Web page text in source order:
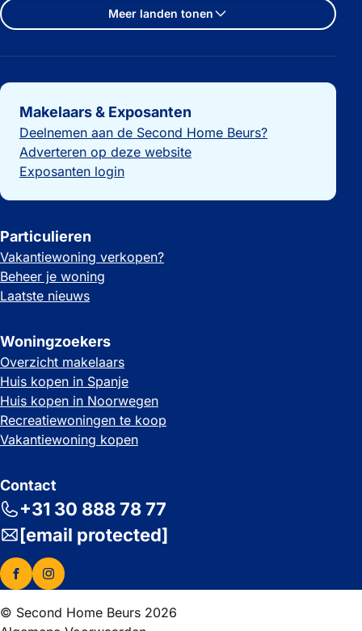
Meer landen tonen
Belangrijke links
Makelaars & Exposanten
Deelnemen aan de Second Home Beurs?
Adverteren op deze website
Exposanten login
Particulieren
Vakantiewoning verkopen?
Beheer je woning
Laatste nieuws
Woningzoekers
Overzicht makelaars
Huis kopen in Spanje
Huis kopen in Noorwegen
Recreatiewoningen te koop
Vakantiewoning kopen
Contact
+31 30 888 78 77
[email protected]
© Second Home Beurs 2026